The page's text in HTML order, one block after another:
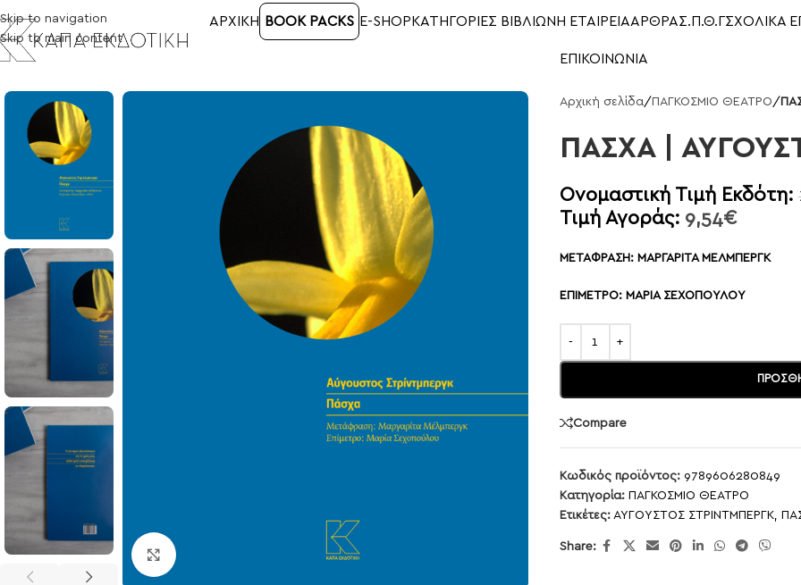
Skip to navigation
Skip to main content
ΑΡΧΙΚΉ BOOK PACKS E-SHOP ΚΑΤΗΓΟΡΙΕΣ ΒΙΒΛΙΩΝ Η ΕΤΑΙΡΕΙΑΑΡΘΡΑΣ.Π.Θ.ΓΣΧΟΛΙΚΑ
ΕΠΙΚΟΙΝΩΝΙΑ
Αρχική σελίδα/ ΠΑΓΚΟΣΜΙΟ ΘΕΑΤΡΟ/
ΠΑΣΧΑ |
Ονομαστική Τιμή Εκδότη:
Τιμή Αγοράς: 9,54€
ΜΕΤΑΦΡΑΣΗ: ΜΑΡΓΑΡΙΤΑ ΜΕΛΜΠΕΡΓΚ
ΕΠΙΜΕΤΡΟ: ΜΑΡΙΑ ΣΕΧΟΠΟΥΛΟΥ
Compare
Κωδικός προϊόντος: 9789606280849
Κατηγορία: ΠΑΓΚΟΣΜΙΟ ΘΕΑΤΡΟ
Ετικέτες: ΑΥΓΟΥΣΤΟΣ ΣΤΡΙΝΤΜΠΕΡΓΚ,
Share: